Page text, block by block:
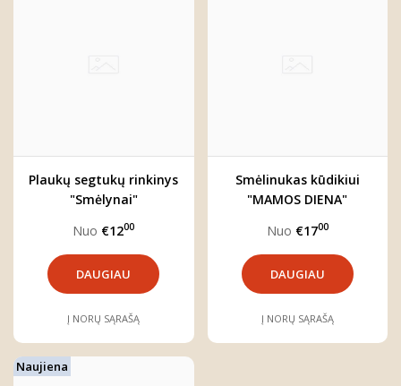
Plaukų segtukų rinkinys
"Smėlynai"
Nuo €1200
DAUGIAU
Į NORŲ SĄRAŠĄ
Smėlinukas kūdikiui
"MAMOS DIENA"
Nuo €1700
DAUGIAU
Į NORŲ SĄRAŠĄ
Naujiena